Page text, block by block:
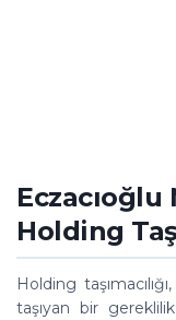
Holding
Holding
Holding
taşıyan bir